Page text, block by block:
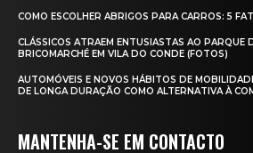
COMO ESCOLHER ABRIGOS PARA CARROS: 5
CLÁSSICOS ATRAEM ENTUSIASTAS AO PARQUE
BRICOMARCHÉ EM VILA DO CONDE (FOTOS)
AUTOMÓVEIS E NOVOS HÁBITOS DE
DE LONGA DURAÇÃO COMO ALTERNATIVA À
MANTENHA-SE EM CONTACTO